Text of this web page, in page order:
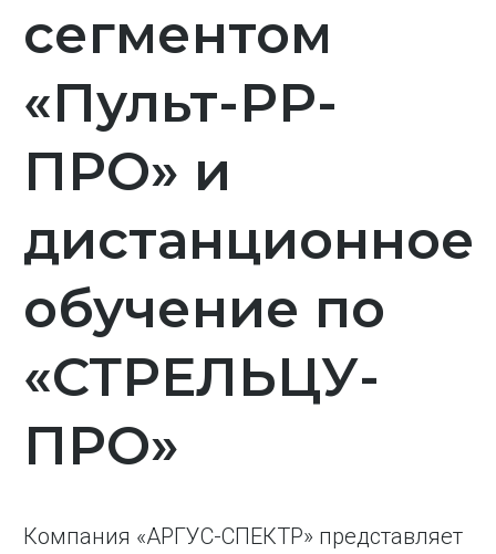
сегментом
«Пульт-РР-
ПРО» и
дистанционное
обучение по
«СТРЕЛЬЦУ-
ПРО»
Компания «АРГУС-СПЕКТР» представляет